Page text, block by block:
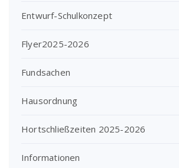
Entwurf-Schulkonzept
Flyer2025-2026
Fundsachen
Hausordnung
Hortschließzeiten 2025-2026
Informationen